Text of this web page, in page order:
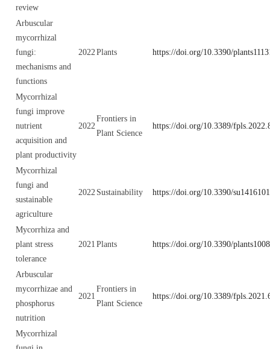
review
Arbuscular
mycorrhizal
fungi:
mechanisms and
functions
2022Plants https://doi.org/10.3390/
Mycorrhizal
fungi improve
nutrient
acquisition and
plant productivity
2022
Frontiers in
Plant Science
https://doi.org/10.3389/
Mycorrhizal
fungi and
sustainable
agriculture
2022 Sustainability https://doi.org/10.3390/
Mycorrhiza and
plant stress
tolerance
2021 Plants https://doi.org/10.3390/
Arbuscular
mycorrhizae and
phosphorus
nutrition
2021
Frontiers in
Plant Science
https://doi.org/10.3389/
Mycorrhizal